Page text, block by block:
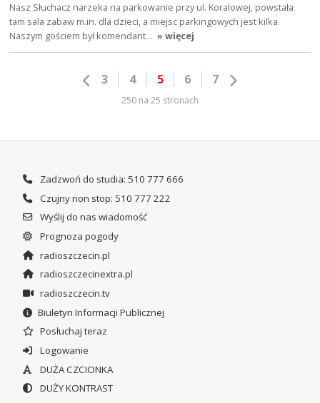
Nasz Słuchacz narzeka na parkowanie przy ul. Koralowej, powstała
tam sala zabaw m.in. dla dzieci, a miejsc parkingowych jest kilka.
Naszym gościem był komendant… » więcej
3 4 5 6 7
250 na 25 stronach
Zadzwoń do studia: 510 777 666
Czujny non stop: 510 777 222
Wyślij do nas wiadomość
Prognoza pogody
radioszczecin.pl
radioszczecinextra.pl
radioszczecin.tv
Biuletyn Informacji Publicznej
Posłuchaj teraz
Logowanie
DUŻA CZCIONKA
DUŻY KONTRAST